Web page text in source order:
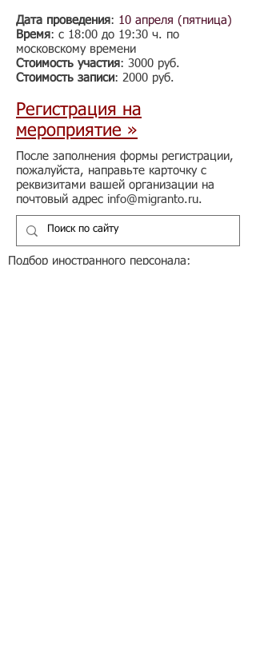
Дата проведения: 10 апреля (пятница)
Время: с 18:00 до 19:30 ч. по
московскому времени
Стоимость участия: 3000 руб.
Стоимость записи: 2000 руб.
Регистрация на
мероприятие »
После заполнения формы регистрации,
пожалуйста, направьте карточку с
реквизитами вашей организации на
почтовый адрес info@migranto.ru.
Подбор иностранного персонала;